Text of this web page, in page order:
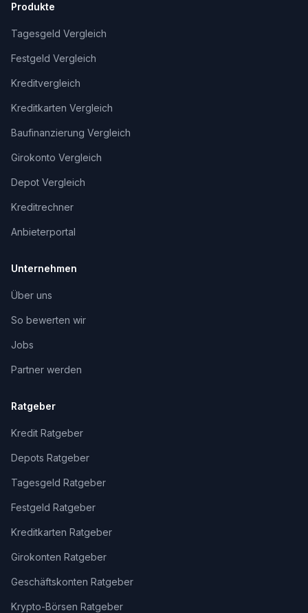
Produkte
Tagesgeld Vergleich
Festgeld Vergleich
Kreditvergleich
Kreditkarten Vergleich
Baufinanzierung Vergleich
Girokonto Vergleich
Depot Vergleich
Kreditrechner
Anbieterportal
Unternehmen
Über uns
So bewerten wir
Jobs
Partner werden
Ratgeber
Kredit Ratgeber
Depots Ratgeber
Tagesgeld Ratgeber
Festgeld Ratgeber
Kreditkarten Ratgeber
Girokonten Ratgeber
Geschäftskonten Ratgeber
Krypto-Börsen Ratgeber